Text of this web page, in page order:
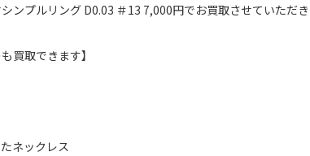
ンプルリング D0.03 ＃13 7,000円でお買取させていただき
買取できます】
ネックレス